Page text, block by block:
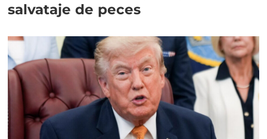
salvataje de peces